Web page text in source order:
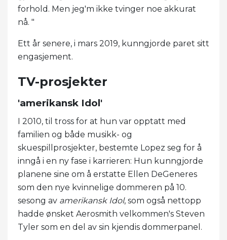
forhold. Men jeg'm ikke tvinger noe akkurat
nå. "
Ett år senere, i mars 2019, kunngjorde paret sitt
engasjement.
TV-prosjekter
'amerikansk Idol'
I 2010, til tross for at hun var opptatt med
familien og både musikk- og
skuespillprosjekter, bestemte Lopez seg for å
inngå i en ny fase i karrieren: Hun kunngjorde
planene sine om å erstatte Ellen DeGeneres
som den nye kvinnelige dommeren på 10.
sesong av amerikansk Idol, som også nettopp
hadde ønsket Aerosmith velkommen's Steven
Tyler som en del av sin kjendis dommerpanel.